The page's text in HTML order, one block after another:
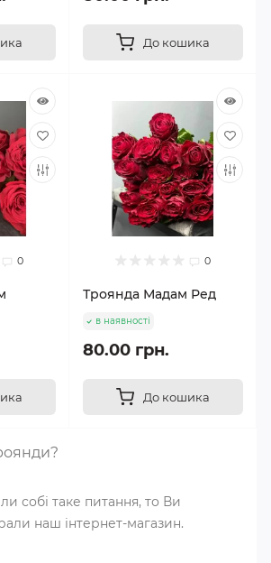
До кошика
0 0
Троянда Мадам Ред
в наявності
80.00 грн.
До кошика
собі таке питання, то Ви
наш інтернет-магазин.